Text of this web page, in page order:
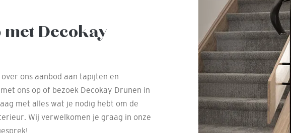
met Decokay
ons aanbod aan tapijten en
ons op of bezoek Decokay Drunen in
met alles wat je nodig hebt om de
Wij verwelkomen je graag in onze